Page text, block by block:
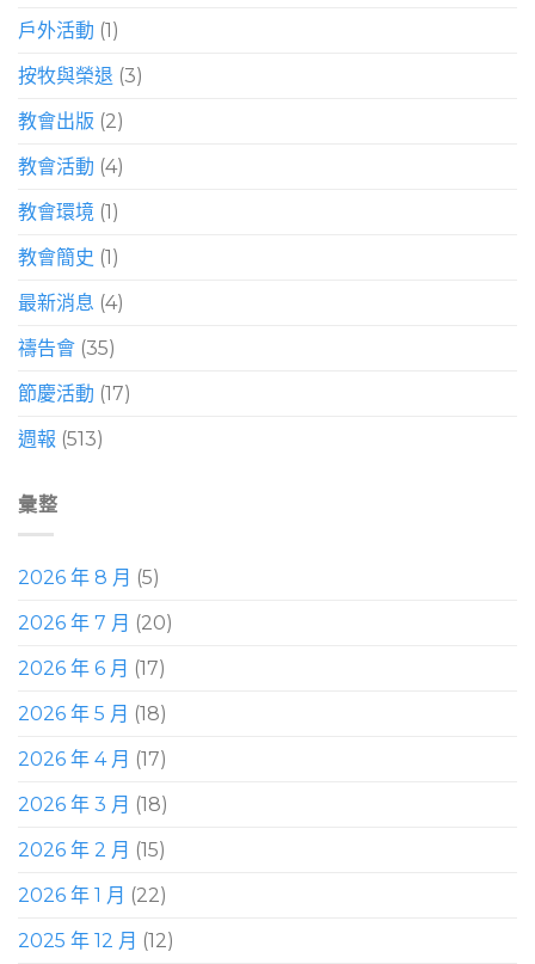
戶外活動 (1)
按牧與榮退 (3)
教會出版 (2)
教會活動 (4)
教會環境 (1)
教會簡史 (1)
最新消息 (4)
禱告會 (35)
節慶活動 (17)
週報 (513)
彙整
2026 年 8 月 (5)
2026 年 7 月 (20)
2026 年 6 月 (17)
2026 年 5 月 (18)
2026 年 4 月 (17)
2026 年 3 月 (18)
2026 年 2 月 (15)
2026 年 1 月 (22)
2025 年 12 月 (12)